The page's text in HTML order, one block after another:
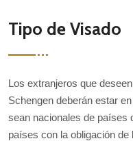
Tipo de Visado
Los extranjeros que
Schengen deberán estar
sean nacionales de países
países con la obligación